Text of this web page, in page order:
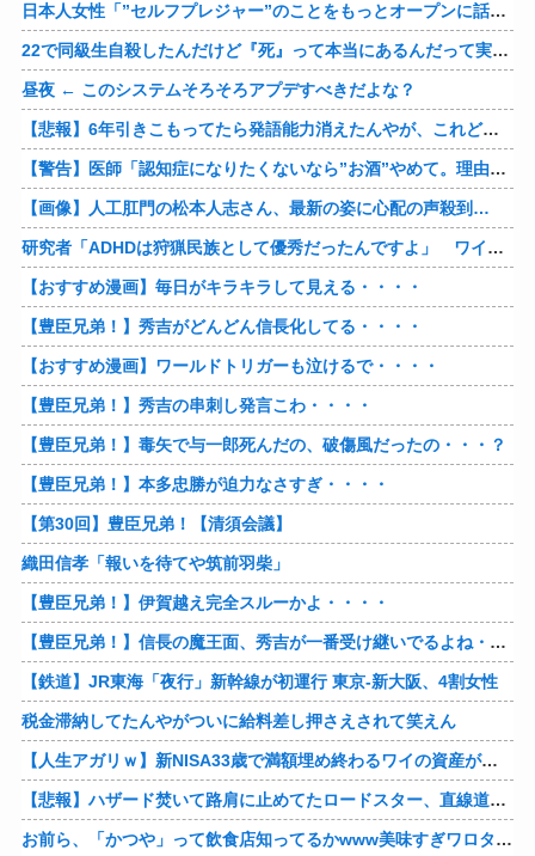
日本人女性「”セルフプレジャー”のことをもっとオープンに話したい」
22で同級生自殺したんだけど『死』って本当にあるんだって実感して怖くなってきた
昼夜 ← このシステムそろそろアプデすべきだよな？
【悲報】6年引きこもってたら発語能力消えたんやが、これどうやって直せばええんや？
【警告】医師「認知症になりたくないなら”お酒”やめて。理由がこれ」
【画像】人工肛門の松本人志さん、最新の姿に心配の声殺到…
研究者「ADHDは狩猟民族として優秀だったんですよ」 ワイ「…おかしいですよね？」→
【おすすめ漫画】毎日がキラキラして見える・・・・
【豊臣兄弟！】秀吉がどんどん信長化してる・・・・
【おすすめ漫画】ワールドトリガーも泣けるで・・・・
【豊臣兄弟！】秀吉の串刺し発言こわ・・・・
【豊臣兄弟！】毒矢で与一郎死んだの、破傷風だったの・・・？
【豊臣兄弟！】本多忠勝が迫力なさすぎ・・・・
【第30回】豊臣兄弟！【清須会議】
織田信孝「報いを待てや筑前羽柴」
【豊臣兄弟！】伊賀越え完全スルーかよ・・・・
【豊臣兄弟！】信長の魔王面、秀吉が一番受け継いでるよね・・・？
【鉄道】JR東海「夜行」新幹線が初運行 東京-新大阪、4割女性
税金滞納してたんやがついに給料差し押さえされて笑えん
【人生アガリｗ】新NISA33歳で満額埋め終わるワイの資産がこちらァ！！！！！！！！！！
【悲報】ハザード焚いて路肩に止めてたロードスター、直線道路なのに容赦なく突っ込まれる
お前ら、「かつや」って飲食店知ってるかwww美味すぎワロタwww